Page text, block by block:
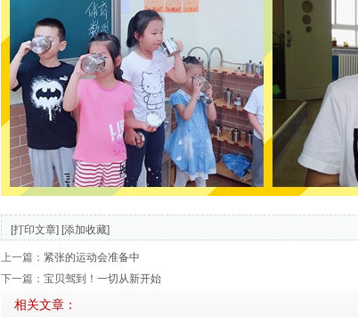
[打印文章] [添加收藏]
上一篇： 紧张的运动会准备中
下一篇： 宝贝驾到！一切从新开始
相关文章：